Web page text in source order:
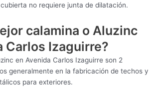
no requiere junta de dilatación.
calamina o Aluzinc
Carlos Izaguirre?
en Avenida Carlos Izaguirre son 2
generalmente en la fabricación de techos y
para exteriores.